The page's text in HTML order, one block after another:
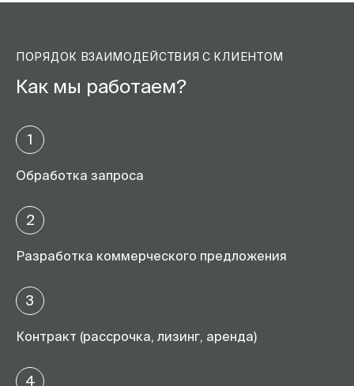
ПОРЯДОК ВЗАИМОДЕЙСТВИЯ С КЛИЕНТОМ
Как мы работаем?
1
Обработка запроса
2
Разработка коммерческого предложения
3
Контракт (рассрочка, лизинг, аренда)
4